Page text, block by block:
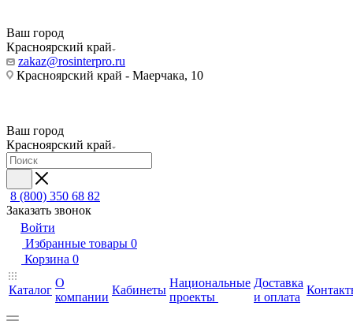
Ваш город
Красноярский край
zakaz@rosinterpro.ru
Красноярский край - Маерчака, 10
Ваш город
Красноярский край
8 (800) 350 68 82
Заказать звонок
Войти
Избранные товары 0
Корзина 0
Каталог
О
компании
Кабинеты
Национальные
проекты
Доставка
и оплата